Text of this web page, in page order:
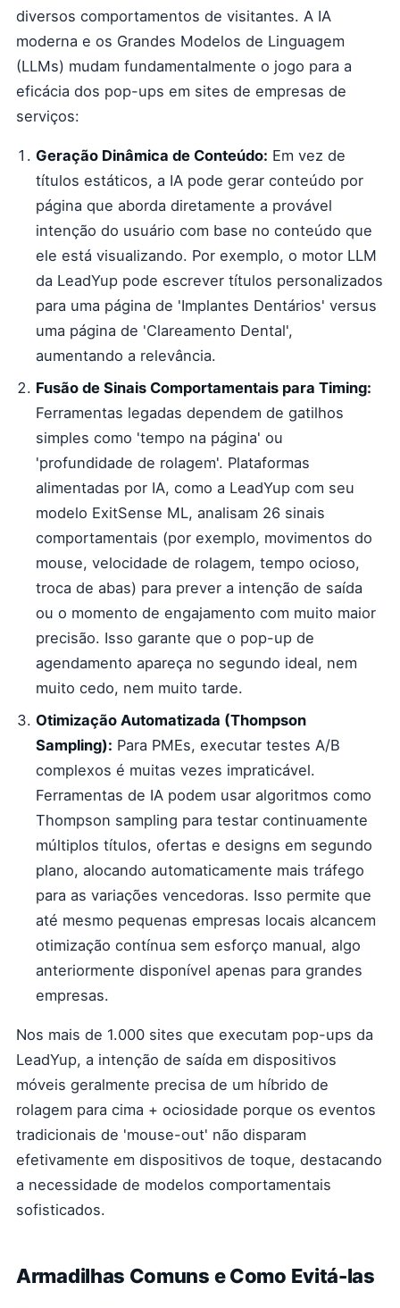
diversos comportamentos de visitantes. A IA
moderna e os Grandes Modelos de Linguagem
(LLMs) mudam fundamentalmente o jogo para a
eficácia dos pop-ups em sites de empresas de
serviços:
Geração Dinâmica de Conteúdo: Em vez de
títulos estáticos, a IA pode gerar conteúdo por
página que aborda diretamente a provável
intenção do usuário com base no conteúdo que
ele está visualizando. Por exemplo, o motor LLM
da LeadYup pode escrever títulos personalizados
para uma página de 'Implantes Dentários' versus
uma página de 'Clareamento Dental',
aumentando a relevância.
Fusão de Sinais Comportamentais para Timing:
Ferramentas legadas dependem de gatilhos
simples como 'tempo na página' ou
'profundidade de rolagem'. Plataformas
alimentadas por IA, como a LeadYup com seu
modelo ExitSense ML, analisam 26 sinais
comportamentais (por exemplo, movimentos do
mouse, velocidade de rolagem, tempo ocioso,
troca de abas) para prever a intenção de saída
ou o momento de engajamento com muito maior
precisão. Isso garante que o pop-up de
agendamento apareça no segundo ideal, nem
muito cedo, nem muito tarde.
Otimização Automatizada (Thompson
Sampling): Para PMEs, executar testes A/B
complexos é muitas vezes impraticável.
Ferramentas de IA podem usar algoritmos como
Thompson sampling para testar continuamente
múltiplos títulos, ofertas e designs em segundo
plano, alocando automaticamente mais tráfego
para as variações vencedoras. Isso permite que
até mesmo pequenas empresas locais alcancem
otimização contínua sem esforço manual, algo
anteriormente disponível apenas para grandes
empresas.
Nos mais de 1.000 sites que executam pop-ups da
LeadYup, a intenção de saída em dispositivos
móveis geralmente precisa de um híbrido de
rolagem para cima + ociosidade porque os eventos
tradicionais de 'mouse-out' não disparam
efetivamente em dispositivos de toque, destacando
a necessidade de modelos comportamentais
sofisticados.
Armadilhas Comuns e Como Evitá-las